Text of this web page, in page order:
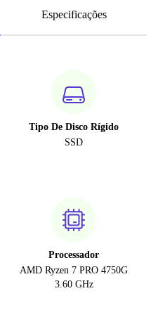
Especificações
Tipo De Disco Rígido
SSD
Processador
AMD Ryzen 7 PRO 4750G
3.60 GHz